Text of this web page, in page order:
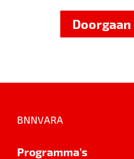
BNNVARA
Programma's